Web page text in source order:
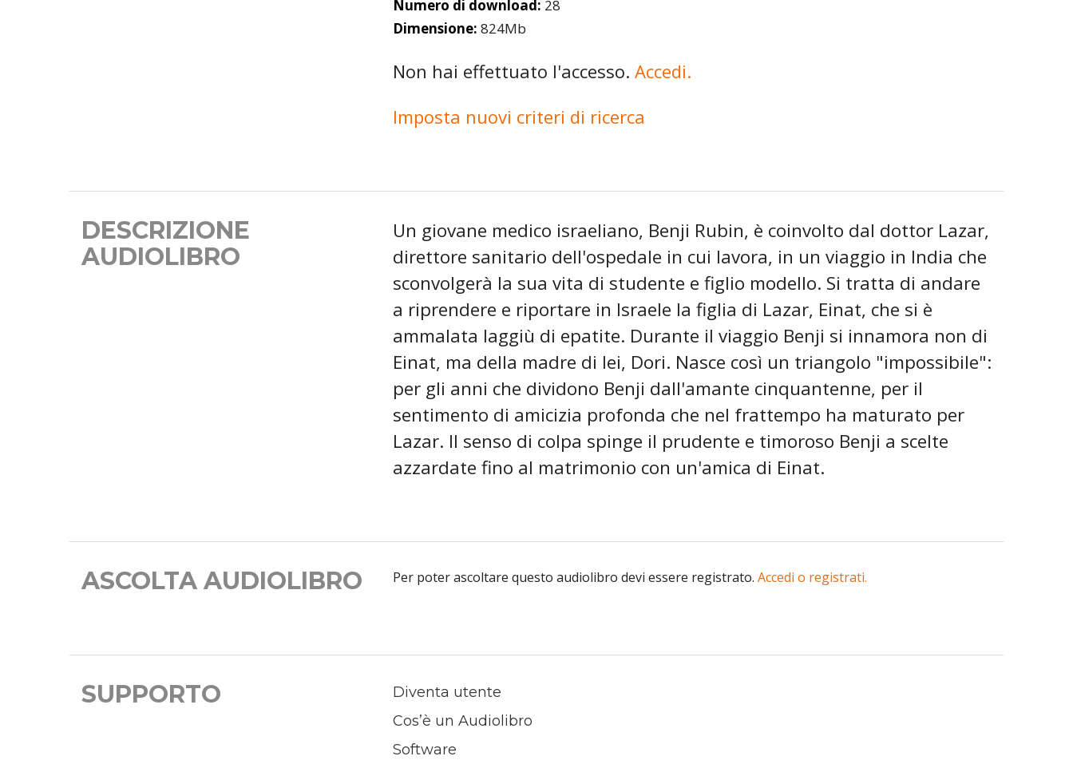
Numero di download: 28
Dimensione: 824Mb
Non hai effettuato l'accesso. Accedi.
Imposta nuovi criteri di ricerca
DESCRIZIONE
AUDIOLIBRO
Un giovane medico israeliano, Benji Rubin, è coinvolto dal dottor Lazar,
direttore sanitario dell'ospedale in cui lavora, in un viaggio in India che
sconvolgerà la sua vita di studente e figlio modello. Si tratta di andare
a riprendere e riportare in Israele la figlia di Lazar, Einat, che si è
ammalata laggiù di epatite. Durante il viaggio Benji si innamora non di
Einat, ma della madre di lei, Dori. Nasce così un triangolo "impossibile":
per gli anni che dividono Benji dall'amante cinquantenne, per il
sentimento di amicizia profonda che nel frattempo ha maturato per
Lazar. Il senso di colpa spinge il prudente e timoroso Benji a scelte
azzardate fino al matrimonio con un'amica di Einat.
ASCOLTA AUDIOLIBRO Per poter ascoltare questo audiolibro devi essere registrato. Accedi o registrati.
SUPPORTO
Diventa utente
Cos’è un Audiolibro
Software